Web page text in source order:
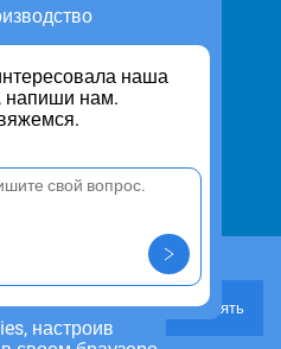
наша
напиши нам.
согласие на
отказаться от
настроив
Принять
свою услугу
услуги